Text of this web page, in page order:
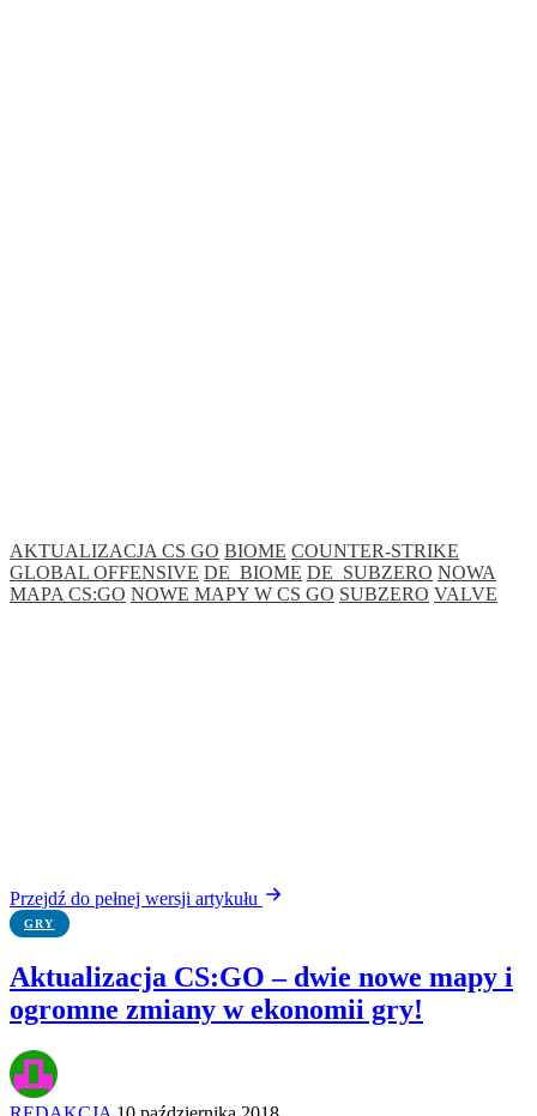
AKTUALIZACJA CS GO BIOME COUNTER-STRIKE
GLOBAL OFFENSIVE DE_BIOME DE_SUBZERO NOWA
MAPA CS:GO NOWE MAPY W CS GO SUBZERO VALVE
Przejdź do pełnej wersji artykułu
GRY
Aktualizacja CS:GO – dwie nowe mapy i
ogromne zmiany w ekonomii gry!